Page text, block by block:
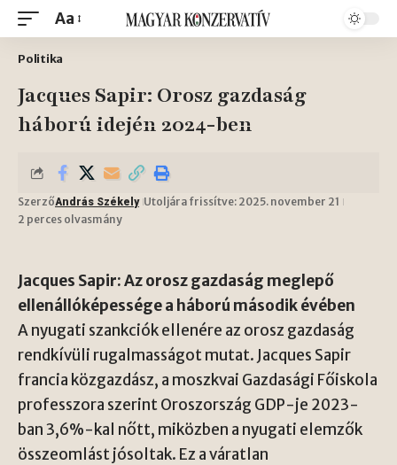
Aa
Politika
Jacques Sapir: Orosz gazdaság
háború idején 2024-ben
SzerzőAndrás Székely Utoljára frissítve: 2025. november 21
2 perces olvasmány
Jacques Sapir: Az orosz gazdaság meglepő
ellenállóképessége a háború második évében
A nyugati szankciók ellenére az orosz gazdaság
rendkívüli rugalmasságot mutat. Jacques Sapir
francia közgazdász, a moszkvai Gazdasági Főiskola
professzora szerint Oroszország GDP-je 2023-
ban 3,6%-kal nőtt, miközben a nyugati elemzők
összeomlást jósoltak. Ez a váratlan